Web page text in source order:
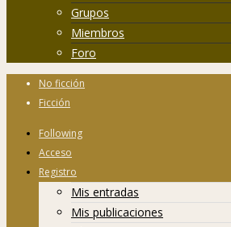
Grupos
Miembros
Foro
No ficción
Ficción
Following
Acceso
Registro
Mis entradas
Mis publicaciones